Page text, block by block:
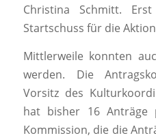
Christina Schmitt.
Startschuss für die
Mittlerweile konnten
werden. Die
Vorsitz des
hat bisher 16 Anträge
Kommission, die die